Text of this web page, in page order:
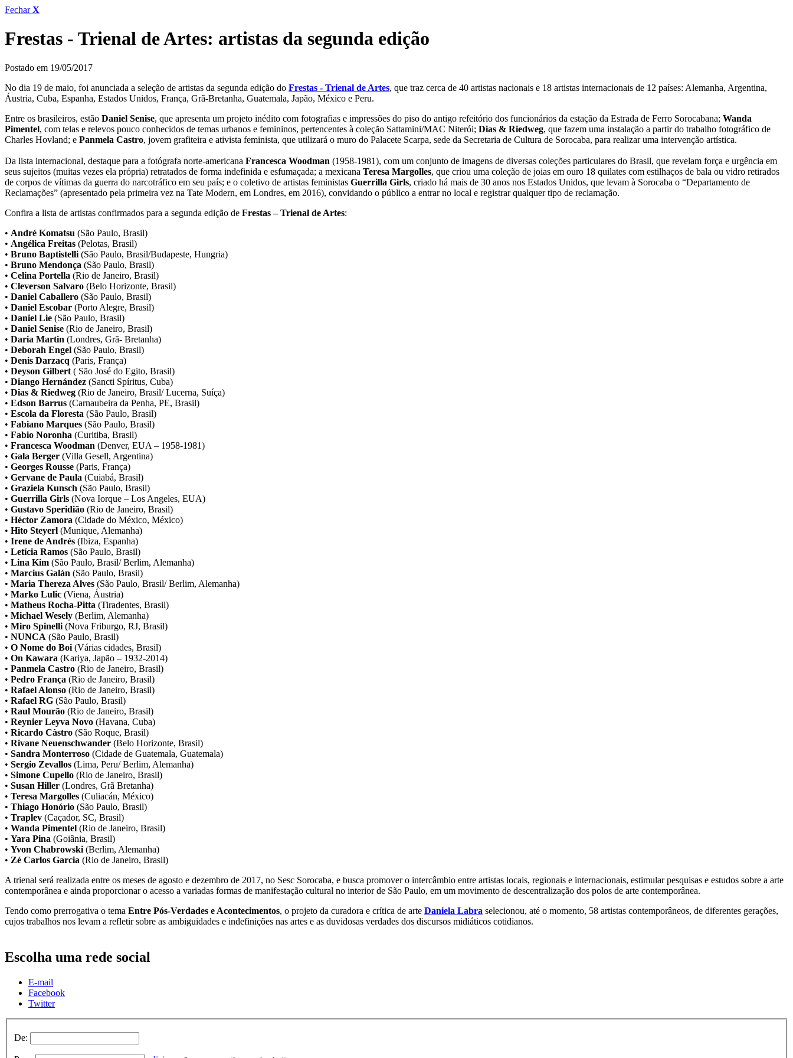
FecharX
Frestas - Trienal de Artes: artistas da segunda edição
Postado em 19/05/2017
No dia 19 de maio, foi anunciada a seleção de artistas da segunda edição do Frestas - Trienal de Artes, que traz cerca de 40 artistas nacionais e 18 artistas internacionais de 12 países: Alemanha, Argentina,
Áustria, Cuba, Espanha, Estados Unidos, França, Grã-Bretanha, Guatemala, Japão, México e Peru.
Entre os brasileiros, estão Daniel Senise, que apresenta um projeto inédito com fotografias e impressões do piso do antigo refeitório dos funcionários da estação da Estrada de Ferro Sorocabana; Wanda
Pimentel, com telas e relevos pouco conhecidos de temas urbanos e femininos, pertencentes à coleção Sattamini/MAC Niterói; Dias & Riedweg, que fazem uma instalação a partir do trabalho fotográfico de
Charles Hovland; e Panmela Castro, jovem grafiteira e ativista feminista, que utilizará o muro do Palacete Scarpa, sede da Secretaria de Cultura de Sorocaba, para realizar uma intervenção artística.
Da lista internacional, destaque para a fotógrafa norte-americana Francesca Woodman (1958-1981), com um conjunto de imagens de diversas coleções particulares do Brasil, que revelam força e urgência em
seus sujeitos (muitas vezes ela própria) retratados de forma indefinida e esfumaçada; a mexicana Teresa Margolles, que criou uma coleção de joias em ouro 18 quilates com estilhaços de bala ou vidro retirados
de corpos de vítimas da guerra do narcotráfico em seu país; e o coletivo de artistas feministas Guerrilla Girls, criado há mais de 30 anos nos Estados Unidos, que levam à Sorocaba o “Departamento de
Reclamações” (apresentado pela primeira vez na Tate Modern, em Londres, em 2016), convidando o público a entrar no local e registrar qualquer tipo de reclamação.
Confira a lista de artistas confirmados para a segunda edição de Frestas – Trienal de Artes:
• André Komatsu (São Paulo, Brasil)
• Angélica Freitas (Pelotas, Brasil)
• Bruno Baptistelli (São Paulo, Brasil/Budapeste, Hungria)
• Bruno Mendonça (São Paulo, Brasil)
• Celina Portella (Rio de Janeiro, Brasil)
• Cleverson Salvaro (Belo Horizonte, Brasil)
• Daniel Caballero (São Paulo, Brasil)
• Daniel Escobar (Porto Alegre, Brasil)
• Daniel Lie (São Paulo, Brasil)
• Daniel Senise (Rio de Janeiro, Brasil)
• Daria Martin (Londres, Grã- Bretanha)
• Deborah Engel (São Paulo, Brasil)
• Denis Darzacq (Paris, França)
• Deyson Gilbert ( São José do Egito, Brasil)
• Diango Hernández (Sancti Spíritus, Cuba)
• Dias & Riedweg (Rio de Janeiro, Brasil/ Lucerna, Suíça)
• Edson Barrus (Carnaubeira da Penha, PE, Brasil)
• Escola da Floresta (São Paulo, Brasil)
• Fabiano Marques (São Paulo, Brasil)
• Fabio Noronha (Curitiba, Brasil)
• Francesca Woodman (Denver, EUA – 1958-1981)
• Gala Berger (Villa Gesell, Argentina)
• Georges Rousse (Paris, França)
• Gervane de Paula (Cuiabá, Brasil)
• Graziela Kunsch (São Paulo, Brasil)
• Guerrilla Girls (Nova Iorque – Los Angeles, EUA)
• Gustavo Speridião (Rio de Janeiro, Brasil)
• Héctor Zamora (Cidade do México, México)
• Hito Steyerl (Munique, Alemanha)
• Irene de Andrés (Ibiza, Espanha)
• Letícia Ramos (São Paulo, Brasil)
• Lina Kim (São Paulo, Brasil/ Berlim, Alemanha)
• Marcius Galán (São Paulo, Brasil)
• Maria Thereza Alves (São Paulo, Brasil/ Berlim, Alemanha)
• Marko Lulic (Viena, Áustria)
• Matheus Rocha-Pitta (Tiradentes, Brasil)
• Michael Wesely (Berlim, Alemanha)
• Miro Spinelli (Nova Friburgo, RJ, Brasil)
• NUNCA (São Paulo, Brasil)
• O Nome do Boi (Várias cidades, Brasil)
• On Kawara (Kariya, Japão – 1932-2014)
• Panmela Castro (Rio de Janeiro, Brasil)
• Pedro França (Rio de Janeiro, Brasil)
• Rafael Alonso (Rio de Janeiro, Brasil)
• Rafael RG (São Paulo, Brasil)
• Raul Mourão (Rio de Janeiro, Brasil)
• Reynier Leyva Novo (Havana, Cuba)
• Ricardo Càstro (São Roque, Brasil)
• Rivane Neuenschwander (Belo Horizonte, Brasil)
• Sandra Monterroso (Cidade de Guatemala, Guatemala)
• Sergio Zevallos (Lima, Peru/ Berlim, Alemanha)
• Simone Cupello (Rio de Janeiro, Brasil)
• Susan Hiller (Londres, Grã Bretanha)
• Teresa Margolles (Culiacán, México)
• Thiago Honório (São Paulo, Brasil)
• Traplev (Caçador, SC, Brasil)
• Wanda Pimentel (Rio de Janeiro, Brasil)
• Yara Pina (Goiânia, Brasil)
• Yvon Chabrowski (Berlim, Alemanha)
• Zé Carlos Garcia (Rio de Janeiro, Brasil)
A trienal será realizada entre os meses de agosto e dezembro de 2017, no Sesc Sorocaba, e busca promover o intercâmbio entre artistas locais, regionais e internacionais, estimular pesquisas e estudos sobre a arte
contemporânea e ainda proporcionar o acesso a variadas formas de manifestação cultural no interior de São Paulo, em um movimento de descentralização dos polos de arte contemporânea.
Tendo como prerrogativa o tema Entre Pós-Verdades e Acontecimentos, o projeto da curadora e crítica de arte Daniela Labra selecionou, até o momento, 58 artistas contemporâneos, de diferentes gerações,
cujos trabalhos nos levam a refletir sobre as ambiguidades e indefinições nas artes e as duvidosas verdades dos discursos midiáticos cotidianos.
Escolha uma rede social
E-mail
Facebook
Twitter
De: